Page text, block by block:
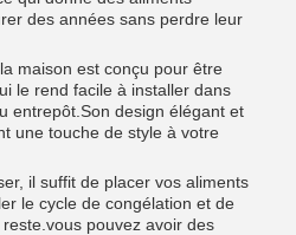
des années sans perdre leur
maison est conçu pour être
le rend facile à installer dans
entrepôt.Son design élégant et
une touche de style à votre
il suffit de placer vos aliments
le cycle de congélation et de
pouvez avoir des